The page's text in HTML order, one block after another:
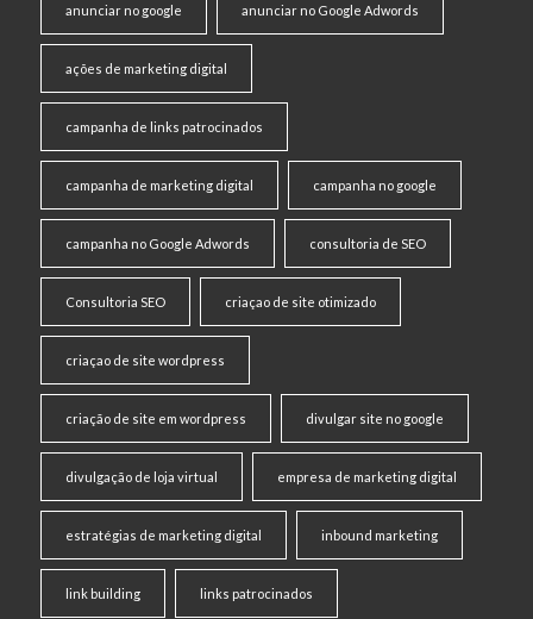
anunciar no google anunciar no Google Adwords
ações de marketing digital
campanha de links patrocinados
campanha de marketing digital campanha no google
campanha no Google Adwords consultoria de SEO
Consultoria SEO criaçao de site otimizado
criaçao de site wordpress
criação de site em wordpress divulgar site no google
divulgação de loja virtual empresa de marketing digital
estratégias de marketing digital inbound marketing
link building links patrocinados